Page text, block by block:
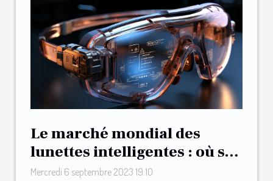
Le marché mondial des
lunettes intelligentes : où se
positionne Urband ?
Mercredi 6 septembre 2023 19:10